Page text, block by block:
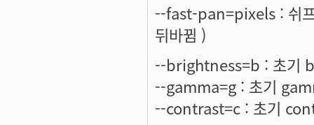
--fast-pan=pixels : 쉬프
뒤바뀜 )
--brightness=b : 초기
--gamma=g : 초기
--contrast=c : 초기